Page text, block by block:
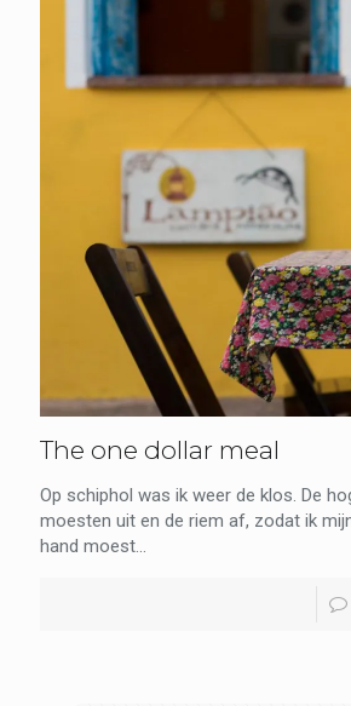
The one dollar meal
Op schiphol was ik weer de klos. De
moesten uit en de riem af, zodat ik
hand moest...